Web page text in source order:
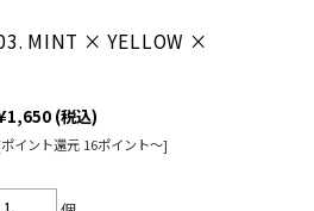
MINT × YELLOW ×
(税込)
イント還元 16ポイント～]